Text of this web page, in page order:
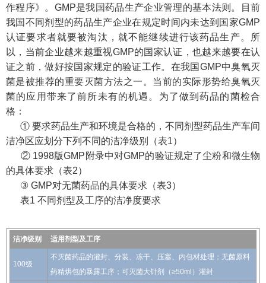
作程序》。GMP是我国药品生产企业管理的基本法则。目前
我国不同剂型的药品生产企业在规定时间内未达到国家GMP
认证要求者就要被淘汰，就不能继续进行该药品生产。所
以，当前企业越来越重视GMP的国家认证，也越来越要在认
证之前，做好按国家规定的验证工作。在我国GMP中臭氧灭
菌是被推荐的重要灭菌方法之一。当前的实际形势给臭氧灭
菌的应用带来了前所未有的机遇。为了做到药品的菌检合
格：
① 要求药品生产和环境是合格的，不同剂型药品生产车间
洁净区应划分下列不同的洁净级别（表1）
② 1998版GMP附录中对GMP的验证规定了尘粉和微生物
的具体要求（表2）
③ GMP对无菌药品的具体要求（表3）
表1 不同剂型及工序的洁净度要求
洁净级别 适用剂型及工序
100级
不灭菌药品的灌封、分装、冻干、压塞、内包材处理；无菌原料
药精烘包的暴露工序；可灭菌大针剂（≥50ml）灌封